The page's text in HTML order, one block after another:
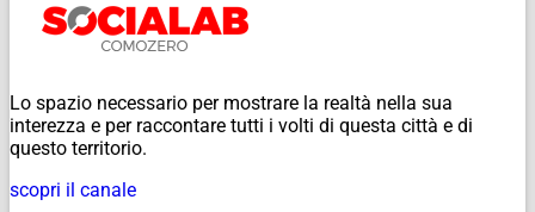
Lo spazio necessario per mostrare la realtà nella sua
interezza e per raccontare tutti i volti di questa città e di
questo territorio.
scopri il canale